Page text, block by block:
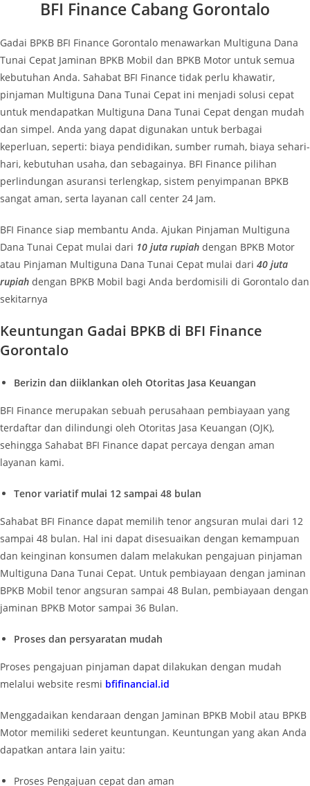
BFI Finance Cabang Gorontalo
Gadai BPKB BFI Finance Gorontalo menawarkan Multiguna Dana
Tunai Cepat Jaminan BPKB Mobil dan BPKB Motor untuk semua
kebutuhan Anda. Sahabat BFI Finance tidak perlu khawatir,
pinjaman Multiguna Dana Tunai Cepat ini menjadi solusi cepat
untuk mendapatkan Multiguna Dana Tunai Cepat dengan mudah
dan simpel. Anda yang dapat digunakan untuk berbagai
keperluan, seperti: biaya pendidikan, sumber rumah, biaya sehari-
hari, kebutuhan usaha, dan sebagainya. BFI Finance pilihan
perlindungan asuransi terlengkap, sistem penyimpanan BPKB
sangat aman, serta layanan call center 24 Jam.
BFI Finance siap membantu Anda. Ajukan Pinjaman Multiguna
Dana Tunai Cepat mulai dari 10 juta rupiah dengan BPKB Motor
atau Pinjaman Multiguna Dana Tunai Cepat mulai dari 40 juta
rupiah dengan BPKB Mobil bagi Anda berdomisili di Gorontalo dan
sekitarnya
Keuntungan Gadai BPKB di BFI Finance
Gorontalo
Berizin dan diiklankan oleh Otoritas Jasa Keuangan
BFI Finance merupakan sebuah perusahaan pembiayaan yang
terdaftar dan dilindungi oleh Otoritas Jasa Keuangan (OJK),
sehingga Sahabat BFI Finance dapat percaya dengan aman
layanan kami.
Tenor variatif mulai 12 sampai 48 bulan
Sahabat BFI Finance dapat memilih tenor angsuran mulai dari 12
sampai 48 bulan. Hal ini dapat disesuaikan dengan kemampuan
dan keinginan konsumen dalam melakukan pengajuan pinjaman
Multiguna Dana Tunai Cepat. Untuk pembiayaan dengan jaminan
BPKB Mobil tenor angsuran sampai 48 Bulan, pembiayaan dengan
jaminan BPKB Motor sampai 36 Bulan.
Proses dan persyaratan mudah
Proses pengajuan pinjaman dapat dilakukan dengan mudah
melalui website resmi bfifinancial.id
Menggadaikan kendaraan dengan Jaminan BPKB Mobil atau BPKB
Motor memiliki sederet keuntungan. Keuntungan yang akan Anda
dapatkan antara lain yaitu:
Proses Pengajuan cepat dan aman